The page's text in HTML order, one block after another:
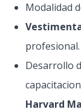
Modalidad
profesional.
Desarrollo
Harvard